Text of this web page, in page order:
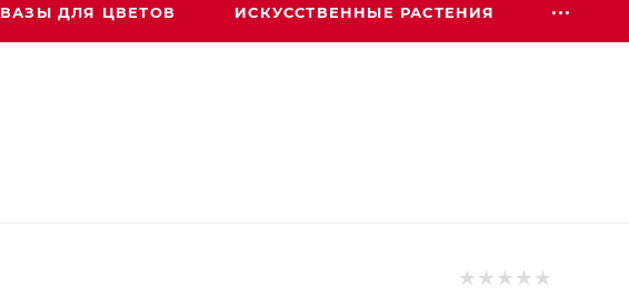
ВАЗЫ ДЛЯ ЦВЕТОВ ИСКУССТВЕННЫЕ РАСТЕНИЯ